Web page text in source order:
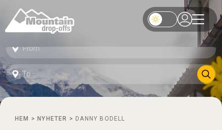
HEM > NYHETER > DANNY BODELL